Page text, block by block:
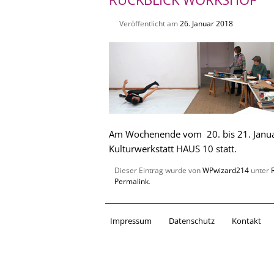
Veröffentlicht am 26. Januar 2018
Am Wochenende vom 20. bis 21.
Kulturwerkstatt HAUS 10 statt.
Dieser Eintrag wurde vonWPwizard214unter
Permalink.
Impressum Datenschutz Kontakt